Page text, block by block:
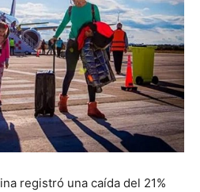
registró una caída del 21%